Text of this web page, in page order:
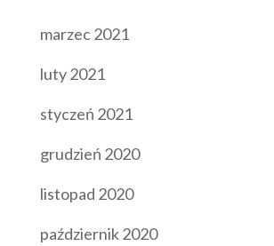
marzec 2021
luty 2021
styczeń 2021
grudzień 2020
listopad 2020
październik 2020